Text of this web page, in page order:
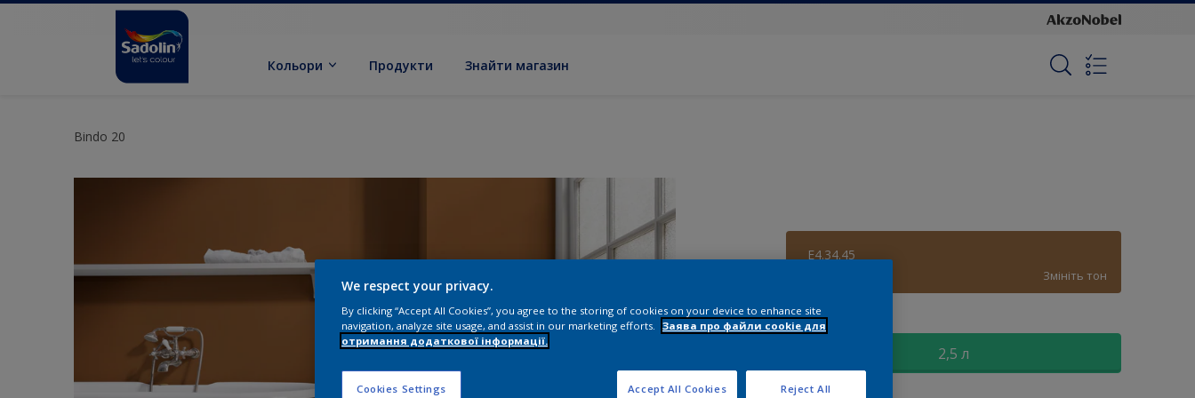
Кольори Продукти Знайти магазин
Bindo 20
E4.34.45
Змініть тон
розмір
2,5 л
We respect your privacy.
By clicking “Accept All Cookies”, you agree to the storing of cookies on your device to enhance site
navigation, analyze site usage, and assist in our marketing efforts.
Заява про файли cookie для
отримання додаткової інформації.
Reject All
Accept All Cookies
Cookies Settings